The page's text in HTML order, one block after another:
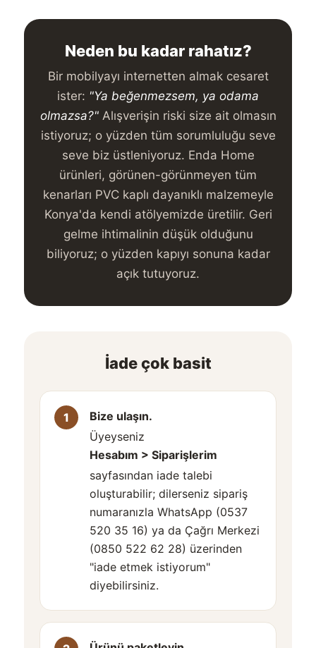
Neden bu kadar rahatız?
Bir mobilyayı internetten almak cesaret
ister: "Ya beğenmezsem, ya odama
olmazsa?"Alışverişin riski size ait olmasın
istiyoruz; o yüzden tüm sorumluluğu seve
seve biz üstleniyoruz. Enda Home
ürünleri, görünen-görünmeyen tüm
kenarları PVC kaplı dayanıklı malzemeyle
Konya'da kendi atölyemizde üretilir. Geri
gelme ihtimalinin düşük olduğunu
biliyoruz; o yüzden kapıyı sonuna kadar
açık tutuyoruz.
İade çok basit
Bize ulaşın.
Üyeyseniz
Hesabım > Siparişlerim
sayfasından iade talebi
oluşturabilir; dilerseniz sipariş
numaranızla WhatsApp (0537
520 35 16) ya da Çağrı Merkezi
(0850 522 62 28) üzerinden
"iade etmek istiyorum"
diyebilirsiniz.